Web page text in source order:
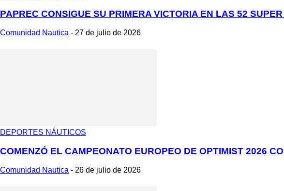
PAPREC CONSIGUE SU PRIMERA VICTORIA EN LAS 52
Comunidad Nautica - 27 de julio de 2026
DEPORTES NÁUTICOS
COMENZÓ EL CAMPEONATO EUROPEO DE OPTIMIST 2026
Comunidad Nautica - 26 de julio de 2026